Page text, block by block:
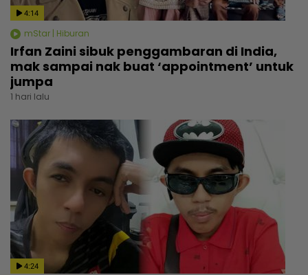
4:14
mStar | Hiburan
Irfan Zaini sibuk penggambaran di India,
mak sampai nak buat ‘appointment’ untuk
jumpa
1 hari lalu
4:24